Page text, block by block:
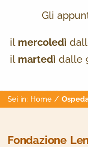
Gli
il mercoledì
il martedì dalle
Sei in: Home /
Fondazione